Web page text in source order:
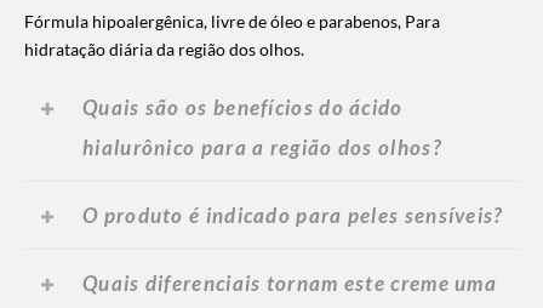
Fórmula hipoalergênica, livre de óleo e parabenos, Para
hidratação diária da região dos olhos.
Quais são os benefícios do ácido
hialurônico para a região dos olhos?
O produto é indicado para peles sensíveis?
Quais diferenciais tornam este creme uma